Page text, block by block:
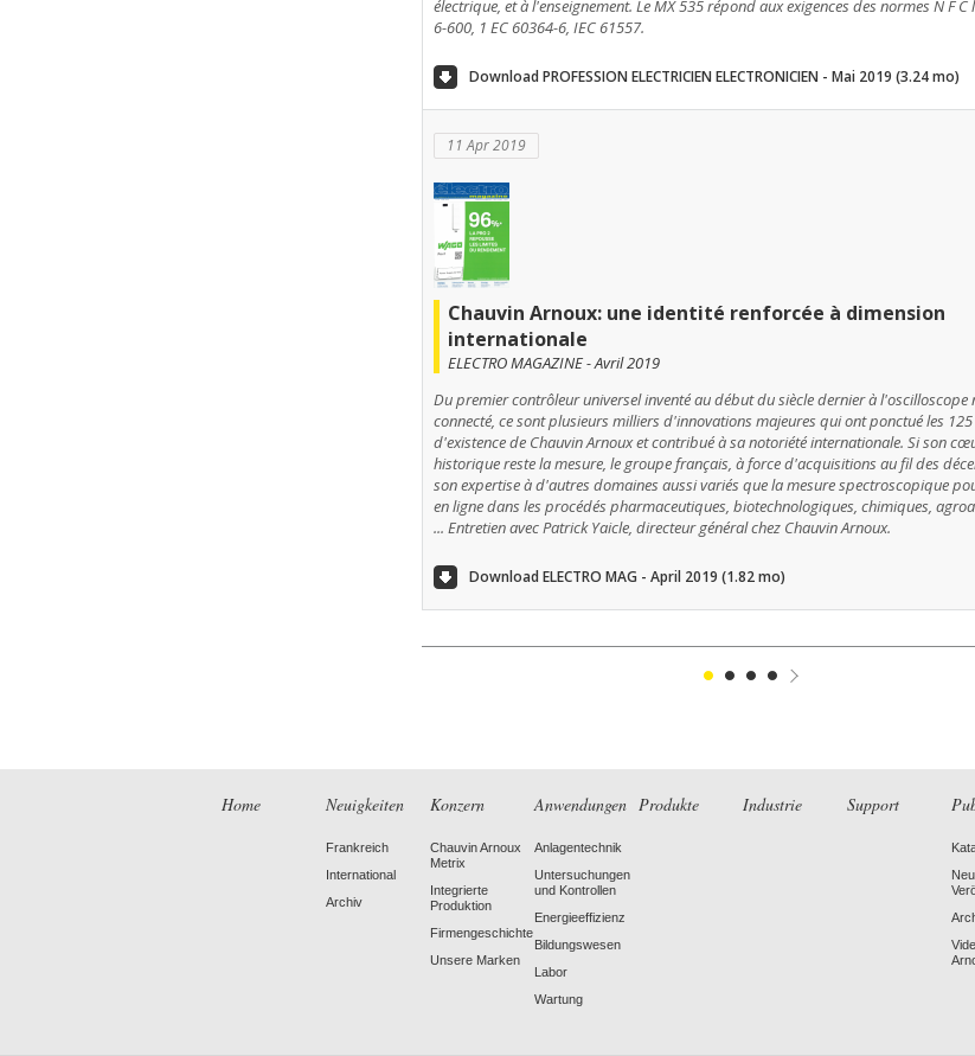
électrique, et à l'enseignement. Le MX 535 répond aux exigences des normes N F C
6-600, 1 EC 60364-6, IEC 61557.
Download PROFESSION ELECTRICIEN ELECTRONICIEN - Mai 2019 (3.24 mo)
11 Apr 2019
Chauvin Arnoux: une identité renforcée à dimension
internationale
ELECTRO MAGAZINE - Avril 2019
Du premier contrôleur universel inventé au début du siècle dernier à l'oscilloscope
connecté, ce sont plusieurs milliers d'innovations majeures qui ont ponctué les 125
d'existence de Chauvin Arnoux et contribué à sa notoriété internationale. Si son
historique reste la mesure, le groupe français, à force d'acquisitions au fil des
son expertise à d'autres domaines aussi variés que la mesure spectroscopique
en ligne dans les procédés pharmaceutiques, biotechnologiques, chimiques,
... Entretien avec Patrick Yaicle, directeur général chez Chauvin Arnoux.
Download ELECTRO MAG - April 2019 (1.82 mo)
Home Neuigkeiten
Frankreich
International
Archiv
Konzern
Chauvin Arnoux
Metrix
Integrierte
Produktion
Firmengeschichte
Unsere Marken
Anwendungen
Anlagentechnik
Untersuchungen
und Kontrollen
Energieeffizienz
Bildungswesen
Labor
Wartung
Produkte Industrie Support